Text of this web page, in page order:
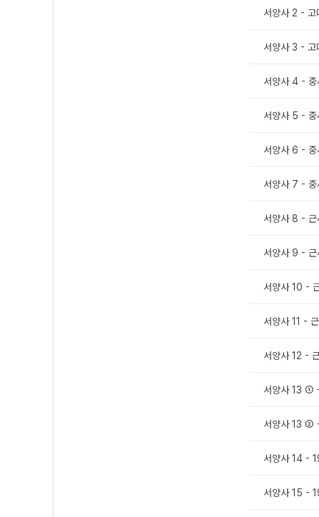
서양사 2 - 고
서양사 3 -
서양사 4 - 중
서양사 5 - 중
서양사 6 - 중
서양사 7 - 중
서양사 8 - 근
서양사 9 -
서양사 10 -
서양사 11 -
서양사 12 -
서양사 13 ①
서양사 13 ②
서양사 14 -
서양사 15 -